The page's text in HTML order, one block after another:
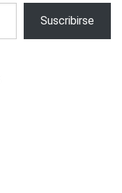
Suscribirse